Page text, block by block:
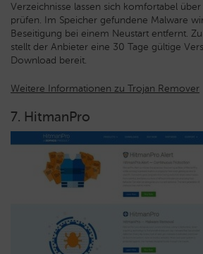
Verzeichnisse lassen sich komfortabel
prüfen. Im Speicher gefundene Malware
Beseitigung bei einem Neustart entfernt.
stellt der Anbieter eine 30 Tage gültige
Download bereit.
Weitere Informationen zu Trojan Remover
7. HitmanPro